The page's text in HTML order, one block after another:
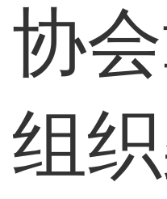
协
组